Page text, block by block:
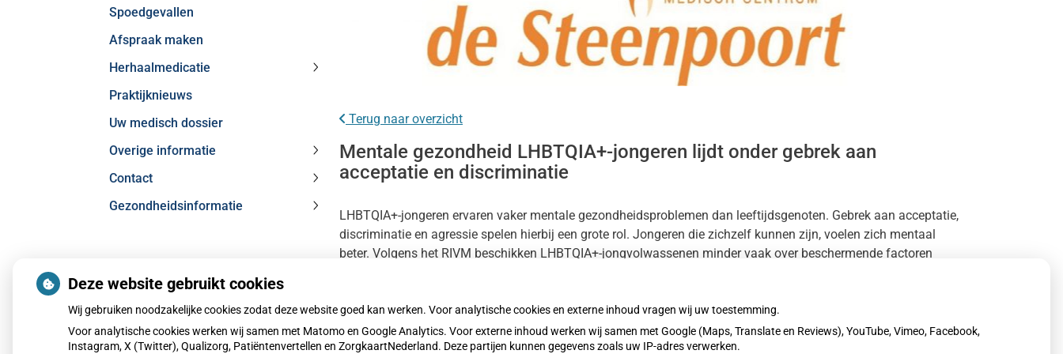
Spoedgevallen
Afspraak maken
Herhaalmedicatie
Praktijknieuws
Uw medisch dossier
Overige informatie
Overige
informatie
Contact
submenu
Gezondheidsinformatie
Gezondheidsinformatie
submenu
Terug naar overzicht
Mentale gezondheid LHBTQIA+-jongeren lijdt onder gebrek aan
acceptatie en discriminatie
LHBTQIA+-jongeren ervaren vaker mentale gezondheidsproblemen dan leeftijdsgenoten. Gebrek aan acceptatie,
discriminatie en agressie spelen hierbij een grote rol. Jongeren die zichzelf kunnen zijn, voelen zich mentaal
beter. Volgens het RIVM beschikken LHBTQIA+-jongvolwassenen minder vaak over beschermende factoren
Lees het hele artikel op:
Nationale zorggids
Publicatiedatum: 19-12-2025
Deze website gebruikt cookies
Wij gebruiken noodzakelijke cookies zodat deze website goed kan werken. Voor analytische cookies en externe inhoud vragen wij uw toestemming.
Voor analytische cookies werken wij samen met Matomo en Google Analytics. Voor externe inhoud werken wij samen met Google (Maps, Translate en Reviews), YouTube, Vimeo, Facebook,
Instagram, X (Twitter), Qualizorg, Patiëntenvertellen en ZorgkaartNederland. Deze partijen kunnen gegevens zoals uw IP-adres verwerken.